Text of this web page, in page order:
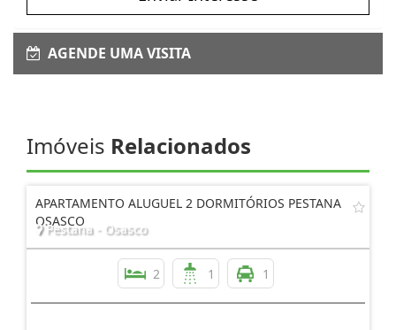
AGENDE UMA VISITA
Imóveis Relacionados
APARTAMENTO ALUGUEL 2 DORMITÓRIOS PESTANA
OSASCO
Pestana - Osasco
2 1 1